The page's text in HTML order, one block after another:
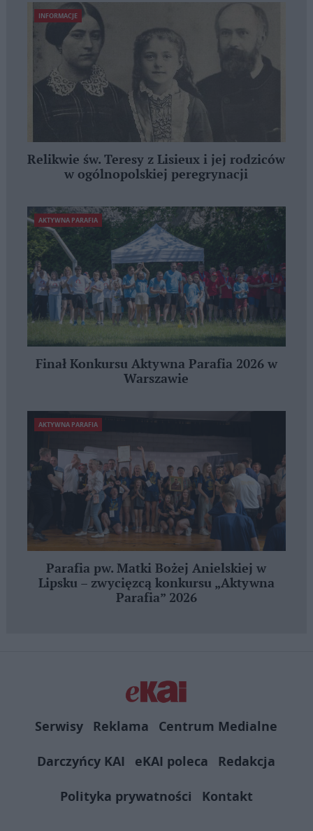
INFORMACJE
Relikwie św. Teresy z Lisieux i jej rodziców
w ogólnopolskiej peregrynacji
AKTYWNA PARAFIA
Finał Konkursu Aktywna Parafia 2026 w
Warszawie
AKTYWNA PARAFIA
Parafia pw. Matki Bożej Anielskiej w
Lipsku – zwycięzcą konkursu „Aktywna
Parafia” 2026
Serwisy Reklama
Centrum Medialne
Darczyńcy KAI
eKAI poleca
Redakcja
Polityka prywatności
Kontakt